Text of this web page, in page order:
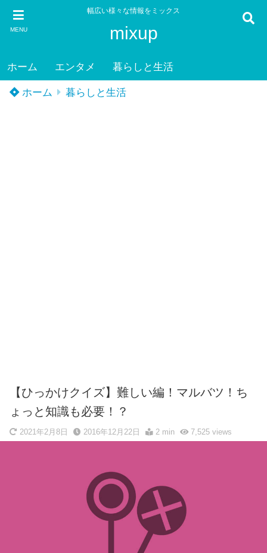
MENU
幅広い様々な情報をミックス
mixup
ホーム エンタメ 暮らしと生活
ホーム 暮らしと生活
【ひっかけクイズ】難しい編！マルバツ！ち
ょっと知識も必要！？
2021年2月8日 2016年12月22日 2 min 7,525views